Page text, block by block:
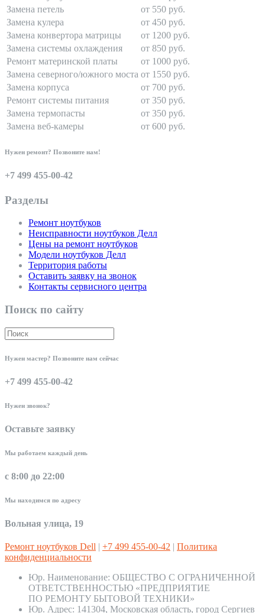
Замена петель
от 550 руб.
Замена кулера
от 450 руб.
Замена конвертора матрицы
от 1200 руб.
Замена системы охлаждения
от 850 руб.
Ремонт материнской платы
от 1000 руб.
Замена северного/южного моста от 1550 руб.
Замена корпуса
от 700 руб.
Ремонт системы питания
от 350 руб.
Замена термопасты
от 350 руб.
Замена веб-камеры
от 600 руб.
Нужен ремонт? Позвоните нам!
+7 499 455-00-42
Разделы
Ремонт ноутбуков
Неисправности ноутбуков Делл
Цены на ремонт ноутбуков
Модели ноутбуков Делл
Территория работы
Оставить заявку на звонок
Контакты сервисного центра
Поиск по сайту
Нужен мастер? Позвоните нам сейчас
+7 499 455-00-42
Нужен звонок?
Оставьте заявку
Мы работаем каждый день
с 8:00 до 22:00
Мы находимся по адресу
Вольная улица, 19
Ремонт ноутбуков Dell | +7 499 455-00-42 | Политика
конфиденциальности
Юр. Наименование: ОБЩЕСТВО С ОГРАНИЧЕННОЙ
ОТВЕТСТВЕННОСТЬЮ «ПРЕДПРИЯТИЕ
ПО РЕМОНТУ БЫТОВОЙ ТЕХНИКИ»
Юр. Адрес: 141304, Московская область, город Сергиев